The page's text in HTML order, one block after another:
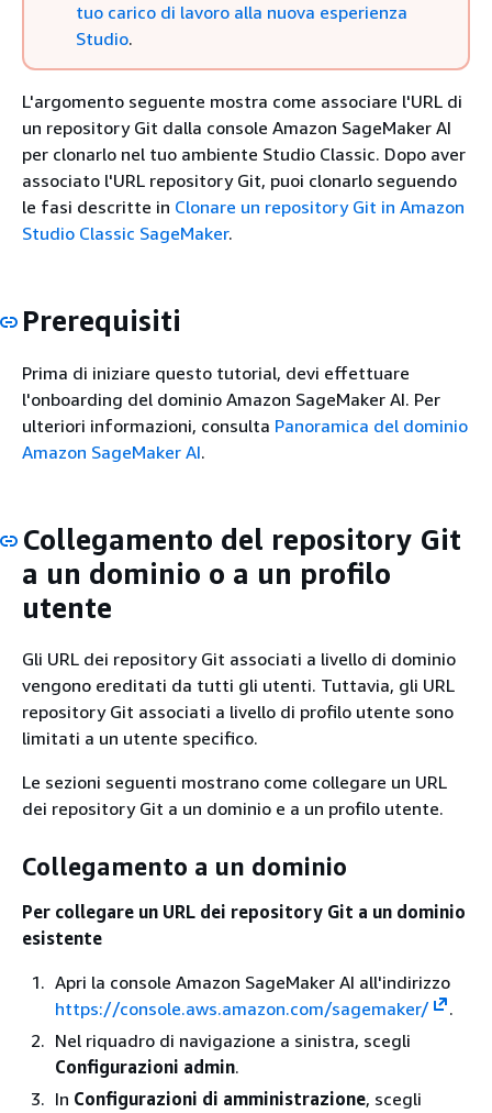
tuo carico di lavoro alla nuova esperienza
Studio.
L'argomento seguente mostra come associare l'URL di
un repository Git dalla console Amazon SageMaker AI
per clonarlo nel tuo ambiente Studio Classic. Dopo aver
associato l'URL repository Git, puoi clonarlo seguendo
le fasi descritte in Clonare un repository Git in Amazon
Studio Classic SageMaker.
Prerequisiti
Prima di iniziare questo tutorial, devi effettuare
l'onboarding del dominio Amazon SageMaker AI. Per
ulteriori informazioni, consulta Panoramica del dominio
Amazon SageMaker AI.
Collegamento del repository Git
a un dominio o a un profilo
utente
Gli URL dei repository Git associati a livello di dominio
vengono ereditati da tutti gli utenti. Tuttavia, gli URL
repository Git associati a livello di profilo utente sono
limitati a un utente specifico.
Le sezioni seguenti mostrano come collegare un URL
dei repository Git a un dominio e a un profilo utente.
Collegamento a un dominio
Per collegare un URL dei repository Git a un dominio
esistente
Apri la console Amazon SageMaker AI all'indirizzo
https://console.aws.amazon.com/sagemaker/
.
Nel riquadro di navigazione a sinistra, scegli
Configurazioni admin.
In Configurazioni di amministrazione, scegli